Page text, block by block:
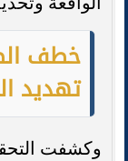
خطف
تهديد
وكشفت